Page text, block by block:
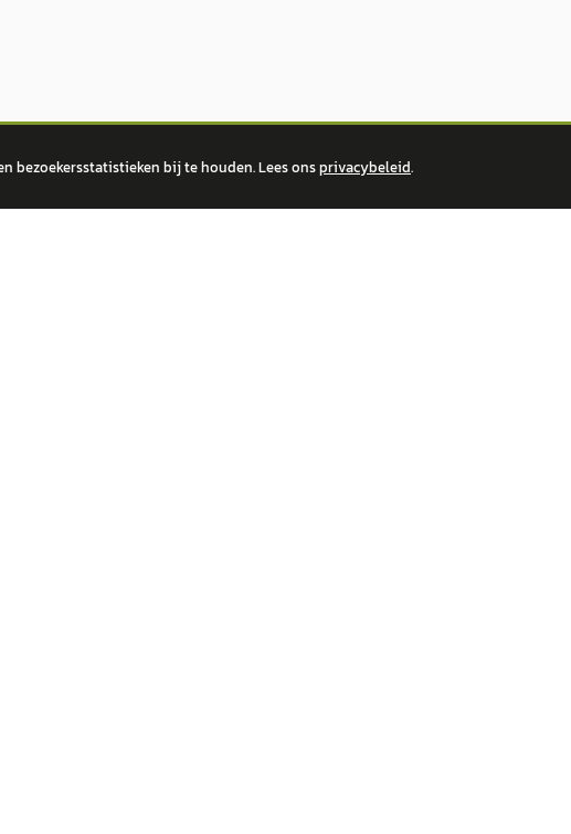
bezoekersstatistieken bij te houden. Lees onsprivacybeleid.